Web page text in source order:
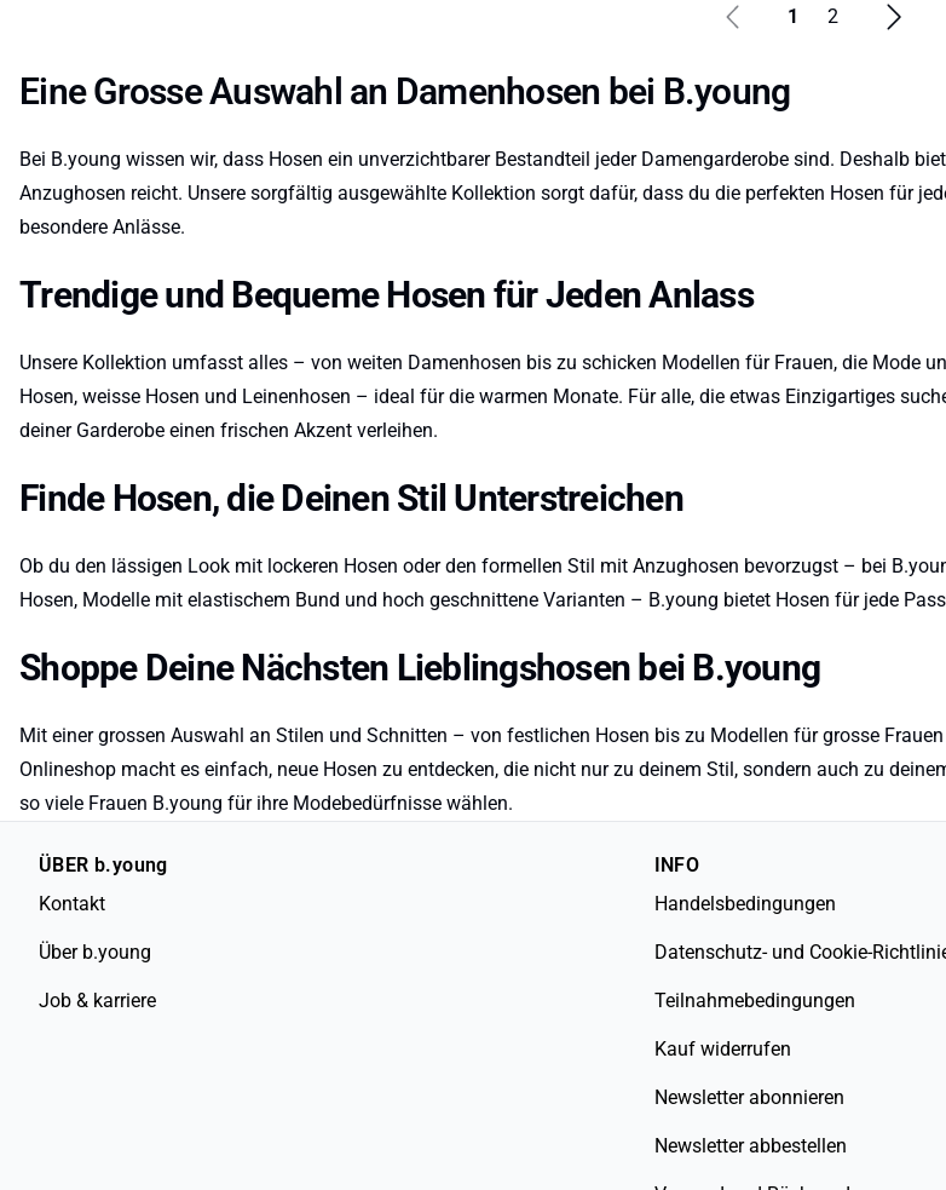
1 2
Eine Grosse Auswahl an Damenhosen bei B.young
Bei B.young wissen wir, dass Hosen ein unverzichtbarer Bestandteil jeder Damengarderobe sind. Deshalb
Anzughosen reicht. Unsere sorgfältig ausgewählte Kollektion sorgt dafür, dass du die perfekten Hosen für
besondere Anlässe.
Trendige und Bequeme Hosen für Jeden Anlass
Unsere Kollektion umfasst alles – von weiten Damenhosen bis zu schicken Modellen für Frauen, die Mode
Hosen, weisse Hosen und Leinenhosen – ideal für die warmen Monate. Für alle, die etwas Einzigartiges
deiner Garderobe einen frischen Akzent verleihen.
Finde Hosen, die Deinen Stil Unterstreichen
Ob du den lässigen Look mit lockeren Hosen oder den formellen Stil mit Anzughosen bevorzugst – bei
Hosen, Modelle mit elastischem Bund und hoch geschnittene Varianten – B.young bietet Hosen für jede
Shoppe Deine Nächsten Lieblingshosen bei B.young
Mit einer grossen Auswahl an Stilen und Schnitten – von festlichen Hosen bis zu Modellen für grosse
Onlineshop macht es einfach, neue Hosen zu entdecken, die nicht nur zu deinem Stil, sondern auch zu
so viele Frauen B.young für ihre Modebedürfnisse wählen.
ÜBER b.young
Kontakt
Über b.young
Job & karriere
INFO
Handelsbedingungen
Datenschutz- und Cookie-
Teilnahmebedingungen
Kauf widerrufen
Newsletter abonnieren
Newsletter abbestellen